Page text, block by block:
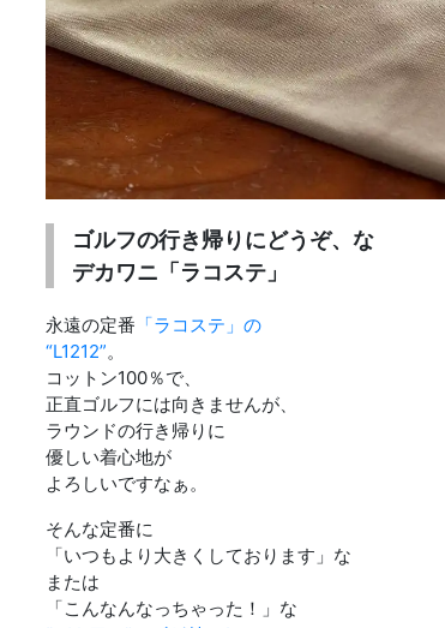
ゴルフの行き帰りにどうぞ、な
デカワニ「ラコステ」
永遠の定番 「ラコステ」の
“L1212”。
コットン100％で、
正直ゴルフには向きませんが、
ラウンドの行き帰りに
優しい着心地が
よろしいですなぁ。
そんな定番に
「いつもより大きくしております」な
または
「こんなんなっちゃった！」な